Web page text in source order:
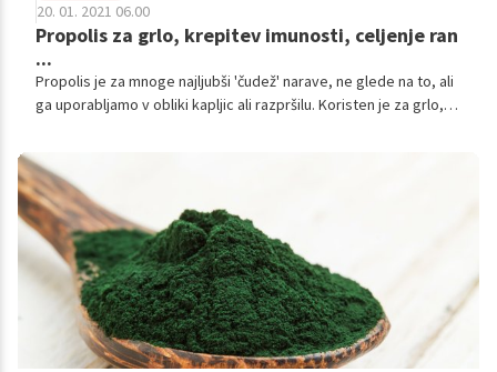
20. 01. 2021 06.00
Propolis za grlo, krepitev imunosti, celjenje ran
...
Propolis je za mnoge najljubši 'čudež' narave, ne glede na to, ali
ga uporabljamo v obliki kapljic ali razpršilu. Koristen je za grlo,
črevesa in še mnogo drugega.